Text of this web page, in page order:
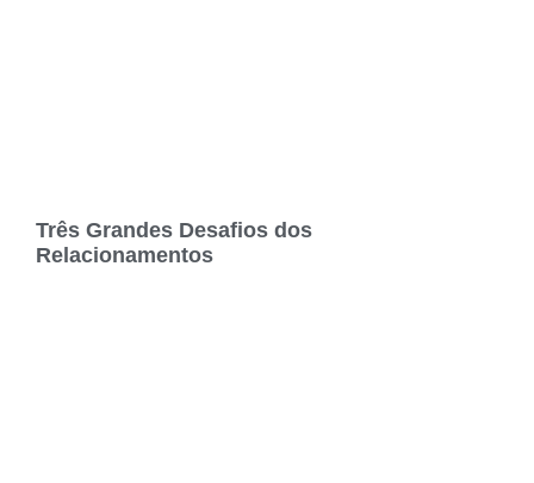
Três Grandes Desafios dos
Relacionamentos